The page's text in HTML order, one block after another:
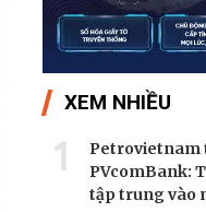
XEM NHIỀU
1
Petrovietnam
PVcomBank:
tập trung vào